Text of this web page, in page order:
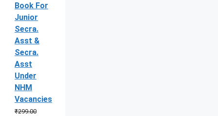
Book For
Junior
Secra.
Asst &
Secra.
Asst
Under
NHM
Vacancies
₹299.00